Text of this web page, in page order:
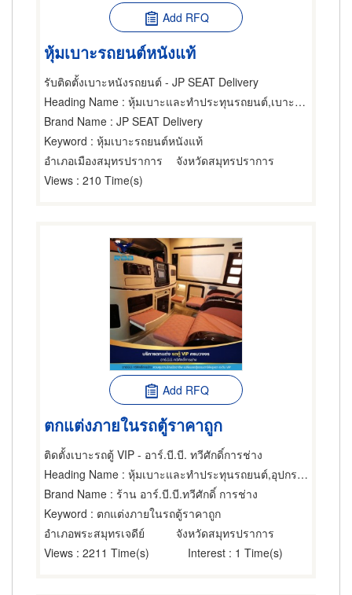
Add RFQ
หุ้มเบาะรถยนต์หนังแท้
รับติดตั้งเบาะหนังรถยนต์ - JP SEAT Delivery
Heading Name : หุ้มเบาะและทำประทุนรถยนต์,เบาะรถยนต์และรถจักรยานยนต์,พรมและเบาะ-อุปกรณ์และเครื่องใช้ทำความสะอาด
Brand Name : JP SEAT Delivery
Keyword : หุ้มเบาะรถยนต์หนังแท้
อำเภอเมืองสมุทรปราการ
จังหวัดสมุทรปราการ
Views : 210 Time(s)
Add RFQ
ตกแต่งภายในรถตู้ราคาถูก
ติดตั้งเบาะรถตู้ VIP - อาร์.บี.บี. ทวีศักดิ์การช่าง
Heading Name : หุ้มเบาะและทำประทุนรถยนต์,อุปกรณ์ตกแต่งรถตู้
Brand Name : ร้าน อาร์.บี.บี.ทวีศักดิ์ การช่าง
Keyword : ตกแต่งภายในรถตู้ราคาถูก
อำเภอพระสมุทรเจดีย์
จังหวัดสมุทรปราการ
Views : 2211 Time(s) Interest : 1 Time(s)